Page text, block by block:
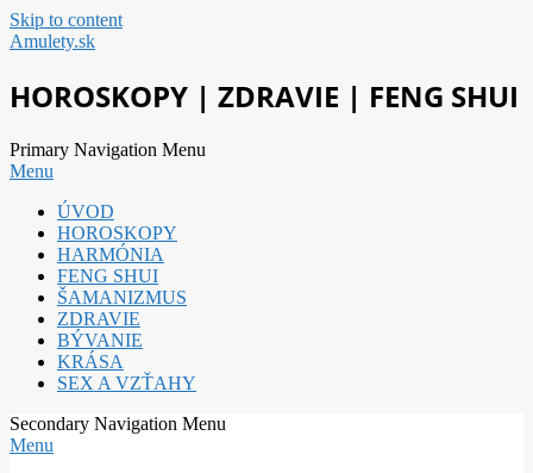
Skip to content
Amulety.sk
HOROSKOPY | ZDRAVIE | FENG SHUI
Primary Navigation Menu
Menu
ÚVOD
HOROSKOPY
HARMÓNIA
FENG SHUI
ŠAMANIZMUS
ZDRAVIE
BÝVANIE
KRÁSA
SEX A VZŤAHY
Secondary Navigation Menu
Menu